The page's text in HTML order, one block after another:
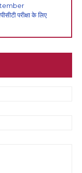
परीक्षा के लिए